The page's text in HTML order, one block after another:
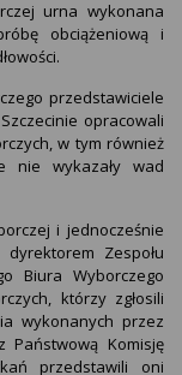
urna wykonana
obciążeniową i
przedstawiciele
opracowali
w tym również
nie wykazały wad
i jednocześnie
Zespołu
Biura Wyborczego
którzy zgłosili
wykonanych przez
Komisję
przedstawili oni